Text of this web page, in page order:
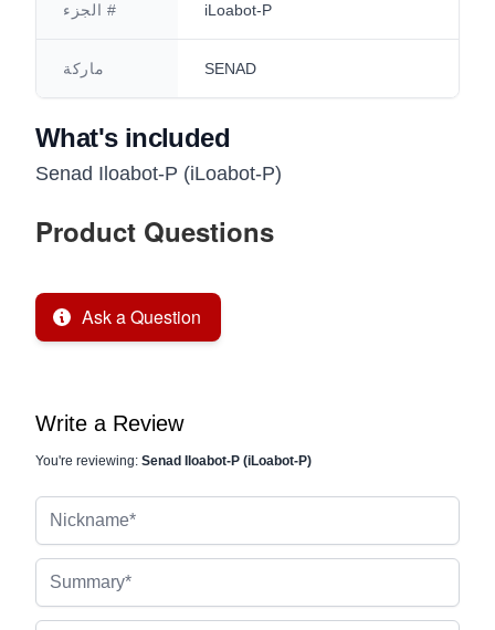
الجزء # iLoabot-P
ماركة SENAD
What's included
Senad Iloabot-P (iLoabot-P)
Product Questions
Ask a Question
Write a Review
You're reviewing: Senad Iloabot-P (iLoabot-P)